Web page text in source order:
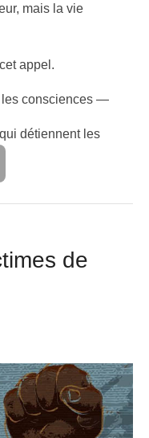
mais la vie
appel.
les consciences —
détiennent les
de